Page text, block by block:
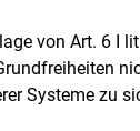
von Art. 6 I
Systeme zu